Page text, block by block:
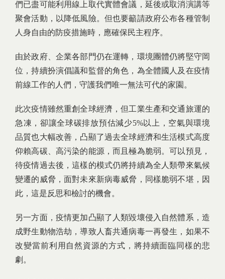
們已盡可能利用線上取代實體會議，延後或取消演講等
聚會活動，以降低風險。但也要籲請政府公布各種管制
人身自由的防疫措施時，應確保民主程序。
由於政府、企業各部門仍在運轉，環境團體仍將堅守岡
位，持續扮演倡議和監督的角色，為全體國人及在疫情
前線工作的人們，守護我們唯一無法可代的家園。
此次疫情雖然重創全球經濟，但工業生產和交通旅運的
急凍，卻讓全球碳排放預估減少5%以上，空氣與環境
品質也大幅改善，凸顯了過去全球經濟和生活模式高度
仰賴高碳、高污染的能源，而且極為脆弱。可以預見，
待疫情過去後，這樣的模式仍將持續為全人類帶來氣候
變遷的威脅，面對未來新病毒威脅，同樣脆弱不堪，因
此，這是反思和檢討的機會。
另一方面，疫情更加凸顯了人類毀壞侵入自然體系，造
成野生動物浩劫，導致人畜共通病毒一再發生，如果不
改變當前利用自然資源的方式，將持續面臨同樣的悲
劇。